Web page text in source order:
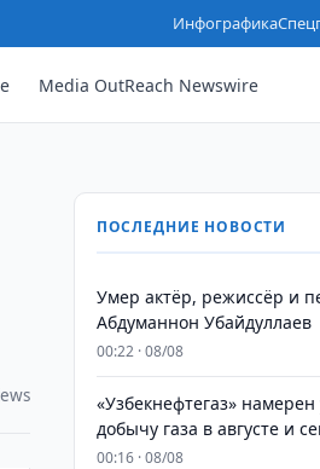
Инфографика
Media OutReach Newswire
ПОСЛЕДНИЕ НОВОСТИ
Умер актёр, режиссёр и
Абдуманнон Убайдуллаев
00:22 · 08/08
«Узбекнефтегаз»
добычу газа в августе и
00:16 · 08/08